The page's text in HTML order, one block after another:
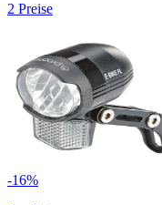
2 Preise
-16%